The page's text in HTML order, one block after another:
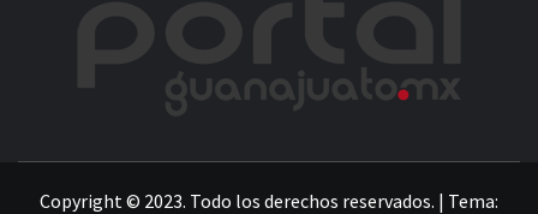
Copyright © 2023. Todo los derechos reservados. | Tema: